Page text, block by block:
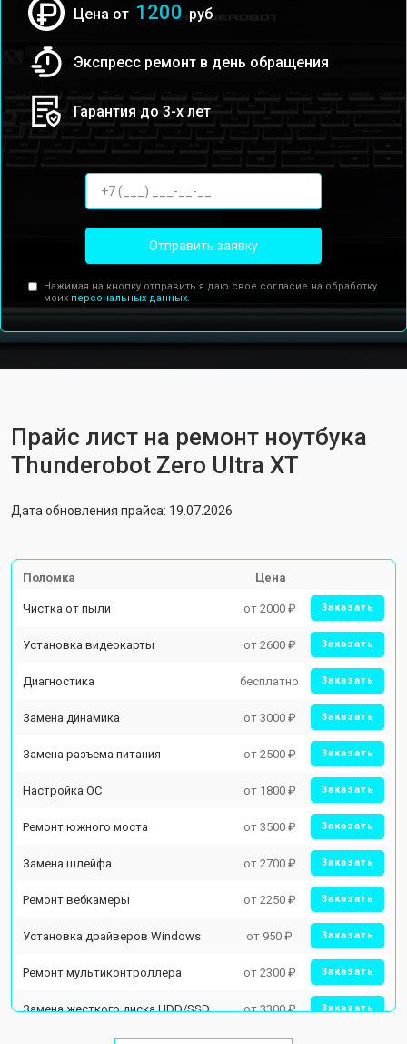
Цена от 1200 руб
Экспресс ремонт в день обращения
Гарантия до 3-х лет
Отправить заявку
Нажимая на кнопку отправить я даю свое согласие на обработку
моих персональных данных.
Прайс лист на ремонт ноутбука
Thunderobot Zero Ultra XT
Дата обновления прайса: 19.07.2026
Поломка Цена
Чистка от пыли от 2000 ₽ Заказать
Установка видеокарты от 2600 ₽ Заказать
Диагностика бесплатно Заказать
Замена динамика от 3000 ₽ Заказать
Замена разъема питания от 2500 ₽ Заказать
Настройка ОС от 1800 ₽ Заказать
Ремонт южного моста от 3500 ₽ Заказать
Замена шлейфа от 2700 ₽ Заказать
Ремонт вебкамеры от 2250 ₽ Заказать
Установка драйверов Windows от 950 ₽ Заказать
Ремонт мультиконтроллера от 2300 ₽ Заказать
Замена жесткого диска HDD/SSD от 3300 ₽ Заказать